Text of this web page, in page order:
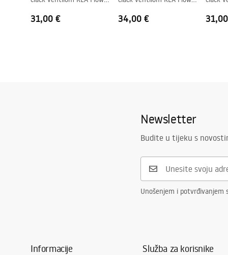
31,00 € 34,00 €
Newsletter
Budite u tijeku s
Unošenjem i
Informacije Služba za korisnike